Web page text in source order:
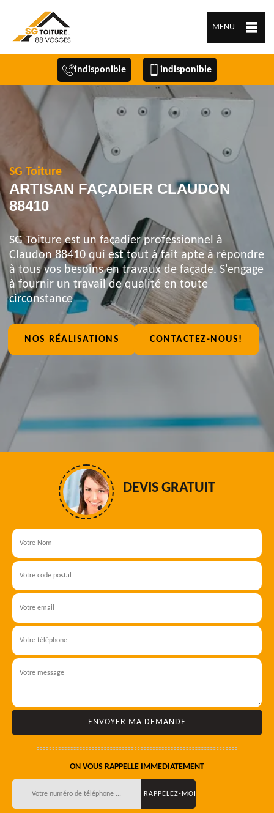
MENU
indisponible indisponible
SG Toiture
ARTISAN FAÇADIER CLAUDON
88410
SG Toiture est un façadier professionnel à
Claudon 88410 qui est tout à fait apte à répondre
à tous vos besoins en travaux de façade. S'engage
à fournir un travail de qualité en toute
circonstance
NOS RÉALISATIONS CONTACTEZ-NOUS!
DEVIS GRATUIT
ON VOUS RAPPELLE IMMEDIATEMENT